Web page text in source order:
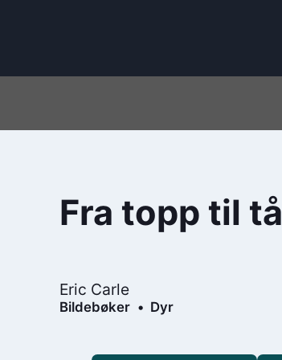
Fra topp til tå
Eric Carle
Bildebøker Dyr